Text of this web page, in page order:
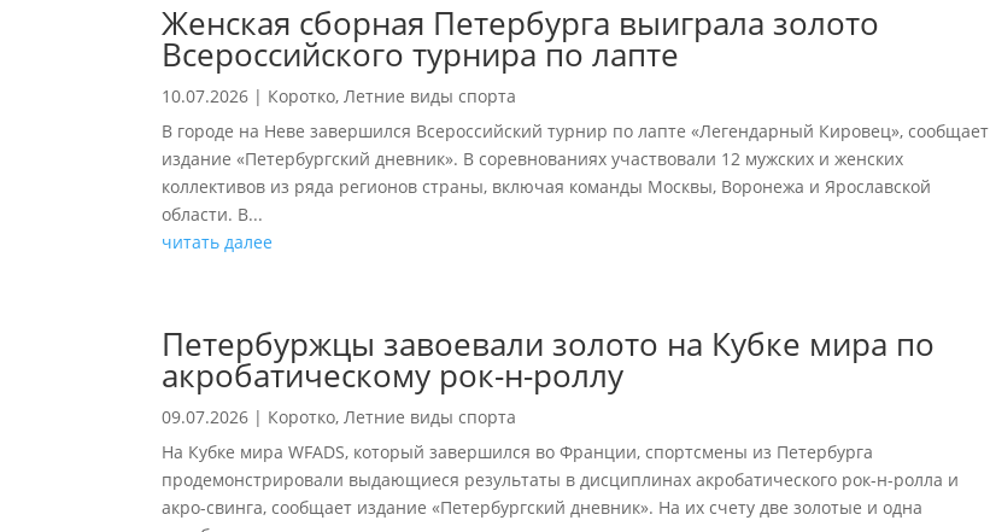
Женская сборная Петербурга выиграла золото
Всероссийского турнира по лапте
10.07.2026 | Коротко,Летние виды спорта
В городе на Неве завершился Всероссийский турнир по лапте «Легендарный Кировец», сообщает
издание «Петербургский дневник». В соревнованиях участвовали 12 мужских и женских
коллективов из ряда регионов страны, включая команды Москвы, Воронежа и Ярославской
области. В...
читать далее
Петербуржцы завоевали золото на Кубке мира по
акробатическому рок-н-роллу
09.07.2026 | Коротко,Летние виды спорта
На Кубке мира WFADS, который завершился во Франции, спортсмены из Петербурга
продемонстрировали выдающиеся результаты в дисциплинах акробатического рок-н-ролла и
акро-свинга, сообщает издание «Петербургский дневник». На их счету две золотые и одна